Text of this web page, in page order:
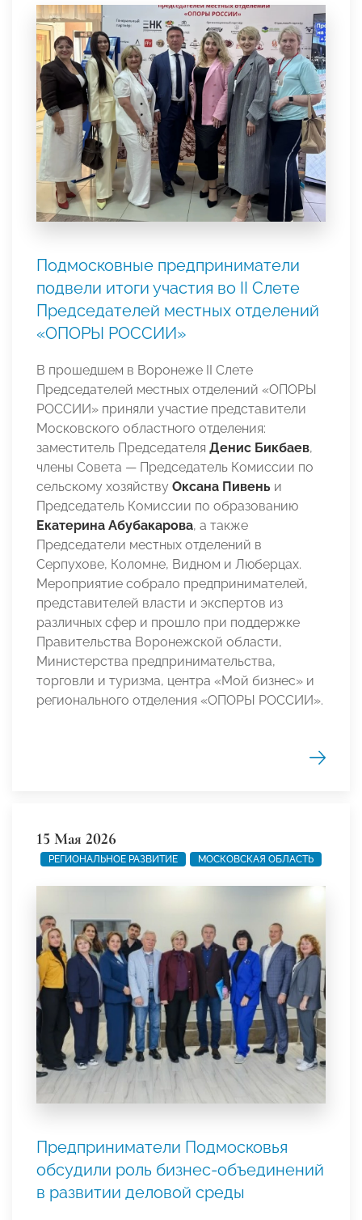
Подмосковные предприниматели
подвели итоги участия во II Слете
Председателей местных отделений
«ОПОРЫ РОССИИ»
В прошедшем в Воронеже II Слете
Председателей местных отделений «ОПОРЫ
РОССИИ» приняли участие представители
Московского областного отделения:
заместитель Председателя Денис Бикбаев,
члены Совета — Председатель Комиссии по
сельскому хозяйству Оксана Пивень и
Председатель Комиссии по образованию
Екатерина Абубакарова, а также
Председатели местных отделений в
Серпухове, Коломне, Видном и Люберцах.
Мероприятие собрало предпринимателей,
представителей власти и экспертов из
различных сфер и прошло при поддержке
Правительства Воронежской области,
Министерства предпринимательства,
торговли и туризма, центра «Мой бизнес» и
регионального отделения «ОПОРЫ РОССИИ».
15 Мая 2026
РЕГИОНАЛЬНОЕ РАЗВИТИЕ МОСКОВСКАЯ ОБЛАСТЬ
Предприниматели Подмосковья
обсудили роль бизнес-объединений
в развитии деловой среды